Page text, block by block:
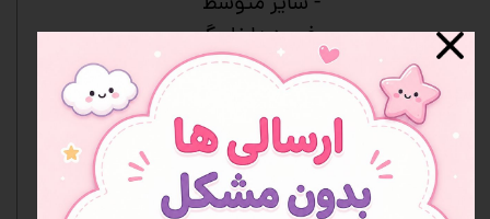
- برف‌ریز داخل گوی
- شیشه شفاف با کیفیت
- دکور زیبا و آرام‌بخش
- مناسب هدیه
- رنگ‌بندی متنوع
- جعبه دارد